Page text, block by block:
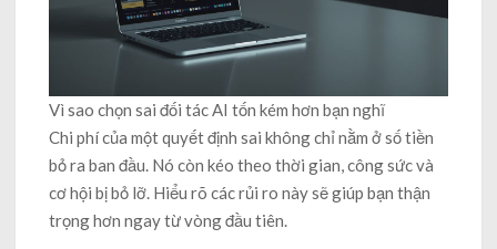
Vì sao chọn sai đối tác AI tốn kém hơn bạn nghĩ
Chi phí của một quyết định sai không chỉ nằm ở số tiền
bỏ ra ban đầu. Nó còn kéo theo thời gian, công sức và
cơ hội bị bỏ lỡ. Hiểu rõ các rủi ro này sẽ giúp bạn thận
trọng hơn ngay từ vòng đầu tiên.